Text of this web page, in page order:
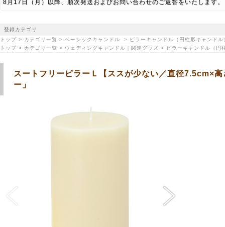
8月17日（月）以降、順次発送およびお問い合わせのご返答をいたします。
登録カテゴリ
トップ > カテゴリ一覧 > ベーシックキャンドル > ピラーキャンドル（円柱形キャンドル
トップ > カテゴリ一覧 > ウェディングキャンドル｜関連グッズ > ピラーキャンドル（円
スートフリーピラーＬ【ススが少ない／直径7.5cm×
ー」